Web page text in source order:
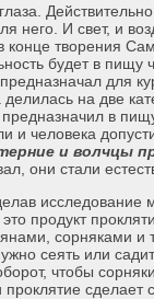
него. И свет, и
творения Сам
будет в
для
на две
в
и человека
и волчцы
они стали
исследование
продукт
сорняками и
сеять или
чтобы
сделает